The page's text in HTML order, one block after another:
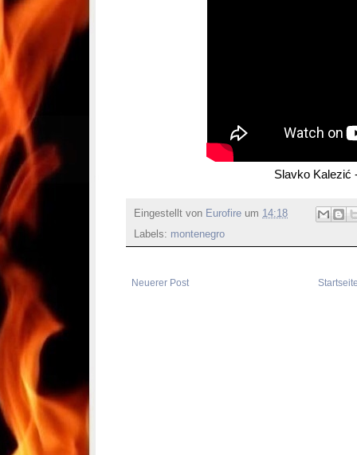
Slavko Kalezić
Eingestellt von Eurofire um 14:18
Labels: montenegro
Neuerer Post